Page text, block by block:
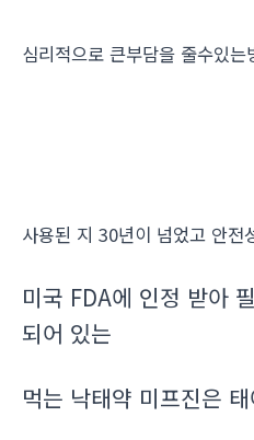
심리적으로 큰부담을 줄수있는
사용된 지 30년이 넘었고 안전
미국 FDA에 인정 받아
되어 있는
먹는 낙태약 미프진은